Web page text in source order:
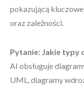
pokazującą
oraz zależności.
Pytanie: Jakie typy
AI obsługuje
UML, diagramy